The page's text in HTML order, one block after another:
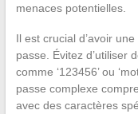
menaces potentielles.
Il est crucial d’avoir
passe. Évitez d’utiliser
comme ‘123456’ ou
passe complexe
avec des caractères